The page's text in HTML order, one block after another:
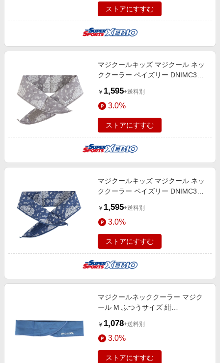
ストアにすすむ
マジクールキッズ マジクール ネッ
ククーラー ペイズリー DNIMC3S-
￥ 1,595+送料別
3.0%
ストアにすすむ
マジクールキッズ マジクール ネッ
ククーラー ペイズリー DNIMC3S-
￥ 1,595+送料別
3.0%
ストアにすすむ
マジクールネッククーラー マジク
ール M ふつうサイズ 紺
返し使える 熱中症対策
￥ 1,078+送料別
3.0%
ストアにすすむ